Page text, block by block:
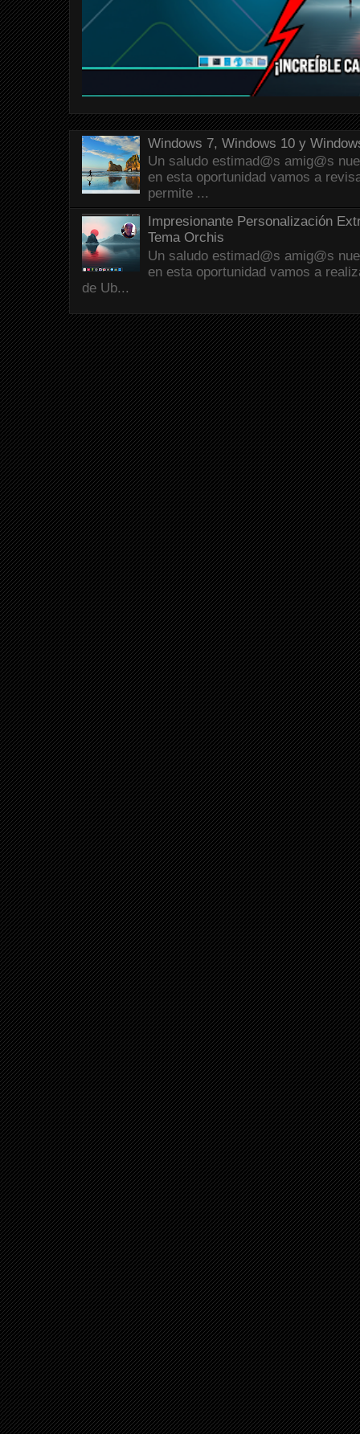
Windows 7, Windows 10 y
Un saludo estimad@s amig@s
en esta oportunidad vamos a
permite ...
Impresionante Personalización
Tema Orchis
Un saludo estimad@s amig@s
en esta oportunidad vamos a
de Ub...